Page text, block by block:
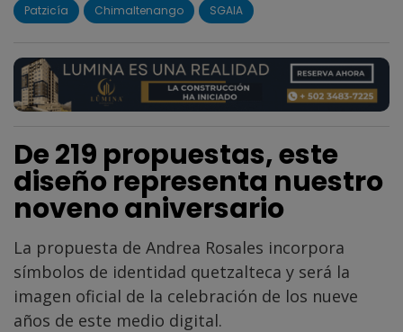
Patzicía Chimaltenango SGAIA
De 219 propuestas, este
diseño representa nuestro
noveno aniversario
La propuesta de Andrea Rosales incorpora
símbolos de identidad quetzalteca y será la
imagen oficial de la celebración de los nueve
años de este medio digital.